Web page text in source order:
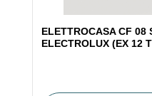
ELETTROCASA CF 08
ELECTROLUX (EX 12